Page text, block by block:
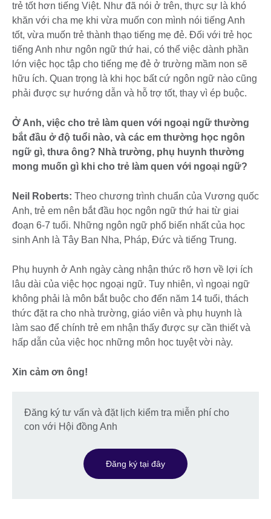
trẻ tốt hơn tiếng Việt. Như đã nói ở trên, thực sự là khó
khăn với cha mẹ khi vừa muốn con mình nói tiếng Anh
tốt, vừa muốn trẻ thành thạo tiếng mẹ đẻ. Đối với trẻ học
tiếng Anh như ngôn ngữ thứ hai, có thể việc dành phần
lớn việc học tập cho tiếng mẹ đẻ ở trường mầm non sẽ
hữu ích. Quan trọng là khi học bất cứ ngôn ngữ nào cũng
phải được sự hướng dẫn và hỗ trợ tốt, thay vì ép buộc.
Ở Anh, việc cho trẻ làm quen với ngoại ngữ thường
bắt đầu ở độ tuổi nào, và các em thường học ngôn
ngữ gì, thưa ông? Nhà trường, phụ huynh thường
mong muốn gì khi cho trẻ làm quen với ngoại ngữ?
Neil Roberts: Theo chương trình chuẩn của Vương quốc
Anh, trẻ em nên bắt đầu học ngôn ngữ thứ hai từ giai
đoạn 6-7 tuổi. Những ngôn ngữ phổ biến nhất của học
sinh Anh là Tây Ban Nha, Pháp, Đức và tiếng Trung.
Phụ huynh ở Anh ngày càng nhận thức rõ hơn về lợi ích
lâu dài của việc học ngoại ngữ. Tuy nhiên, vì ngoại ngữ
không phải là môn bắt buộc cho đến năm 14 tuổi, thách
thức đặt ra cho nhà trường, giáo viên và phụ huynh là
làm sao để chính trẻ em nhận thấy được sự cần thiết và
hấp dẫn của việc học những môn học tuyệt vời này.
Xin cảm ơn ông!
Đăng ký tư vấn và đặt lịch kiểm tra miễn phí cho
con với Hội đồng Anh
Đăng ký tại đây